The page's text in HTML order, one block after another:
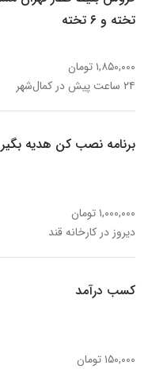
تخته و ۶ تخته
۱,۸۵۰,۰۰۰ تومان
۲۴ ساعت پیش در کمال‌شهر
برنامه نصب کن هدیه بگیر
۱,۰۰۰,۰۰۰ تومان
دیروز در کارخانه قند
کسب درآمد
۱۵۰,۰۰۰ تومان